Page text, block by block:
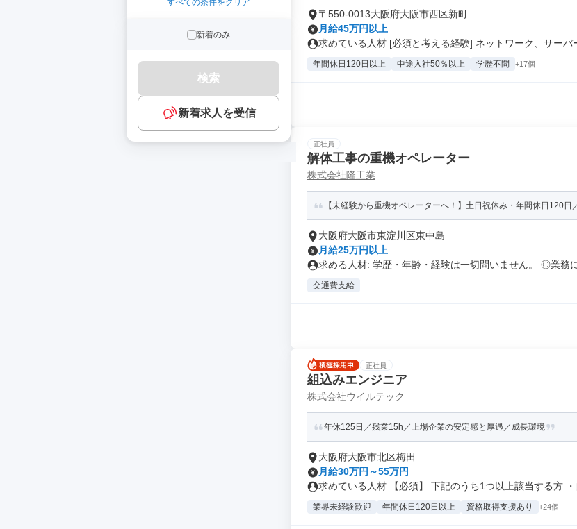
すべての条件をクリア
新着のみ
検索
新着求人を受信
〒550-0013大阪府大阪市西区新町
月給45万円以上
求めている人材 [必須と考える経験] ネットワーク、サーバ
年間休日120日以上 中途入社50％以上 学歴不問 +17個
正社員
解体工事の重機オペレーター
株式会社隆工業
【未経験から重機オペレーターへ！】土日祝休み・年間休日120
大阪府大阪市東淀川区東中島
月給25万円以上
求める人材: 学歴・年齢・経験は一切問いません。 ◎業務
交通費支給
正社員
組込みエンジニア
株式会社ウイルテック
年休125日／残業15h／上場企業の安定感と厚遇／成長環境
大阪府大阪市北区梅田
月給30万円～55万円
求めている人材 【必須】 下記のうち1つ以上該当する方 ・
業界未経験歓迎 年間休日120日以上 資格取得支援あり +24個